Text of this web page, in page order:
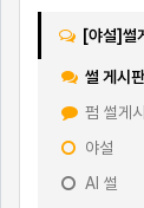
[야설]썰
썰 게시판
펌 썰게
야설
AI 썰